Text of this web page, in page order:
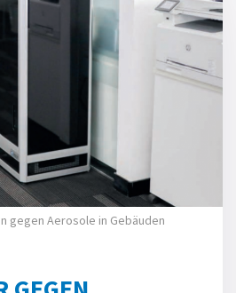
gegen Aerosole in Gebäuden